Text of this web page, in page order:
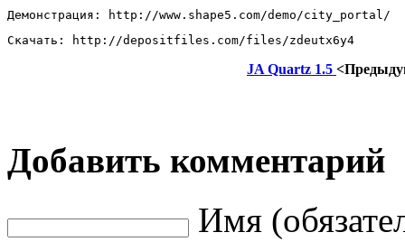
Демонстрация: http://www.shape5.com/demo/city_portal/
Скачать: http://depositfiles.com/files/zdeutx6y4
JA Quartz 1.5
Добавить комментарий
Имя